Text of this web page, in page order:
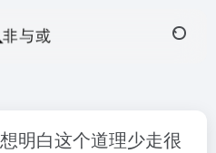
明白这个道理少走很